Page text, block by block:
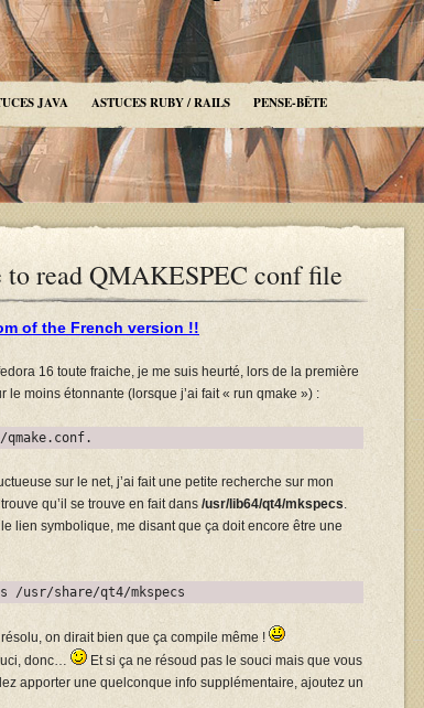
JAVA ASTUCES RUBY / RAILS PENSE-BÊTE
to read QMAKESPEC conf file
of the French version !!
16 toute fraiche, je me suis heurté, lors de la première
moins étonnante (lorsque j’ai fait « run qmake ») :
sur le net, j’ai fait une petite recherche sur mon
qu’il se trouve en fait dans /usr/lib64/qt4/mkspecs.
lien symbolique, me disant que ça doit encore être une
/usr/share/qt4/mkspecs
on dirait bien que ça compile même !
donc…
Et si ça ne résoud pas le souci mais que vous
apporter une quelconque info supplémentaire, ajoutez un